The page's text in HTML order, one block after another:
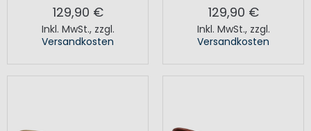
129,90 €
Inkl. MwSt., zzgl.
Versandkosten
129,90 €
Inkl. MwSt., zzgl.
Versandkosten